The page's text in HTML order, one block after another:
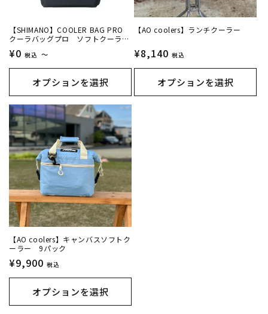
【SHIMANO】COOLER BAG PRO
クーラバッグプロ ソフトクーラー
【S】【M】【L】
通
常
格
¥0 税込 ～
オプションを選択
【AO coolers】ランチクーラー
通
常
格
¥8,140 税込
オプションを選択
【AO coolers】キャンバスソフトク
ーラー 9パック
通
常
格
¥9,900 税込
オプションを選択